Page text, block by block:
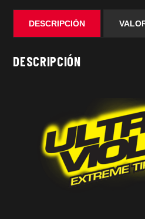
6PACK
PT16456
cantidad
DESCRIPCIÓN
DESCRIPCIÓN